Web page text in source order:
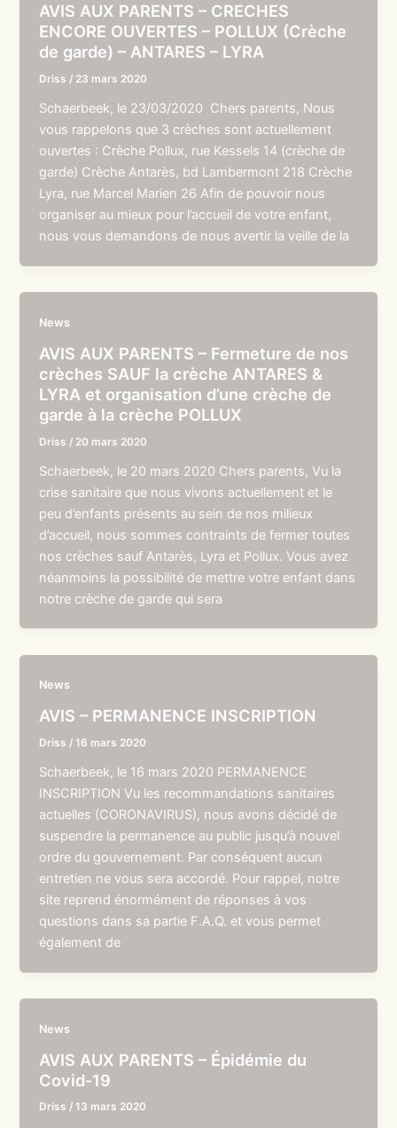
AVIS AUX PARENTS – CRECHES
ENCORE OUVERTES – POLLUX (Crèche
de garde) – ANTARES – LYRA
Driss / 23 mars 2020
Schaerbeek, le 23/03/2020 Chers parents, Nous
vous rappelons que 3 crèches sont actuellement
ouvertes : Crèche Pollux, rue Kessels 14 (crèche de
garde) Crèche Antarès, bd Lambermont 218 Crèche
Lyra, rue Marcel Marien 26 Afin de pouvoir nous
organiser au mieux pour l’accueil de votre enfant,
nous vous demandons de nous avertir la veille de la
News
AVIS AUX PARENTS – Fermeture de nos
crèches SAUF la crèche ANTARES &
LYRA et organisation d’une crèche de
garde à la crèche POLLUX
Driss / 20 mars 2020
Schaerbeek, le 20 mars 2020 Chers parents, Vu la
crise sanitaire que nous vivons actuellement et le
peu d’enfants présents au sein de nos milieux
d’accueil, nous sommes contraints de fermer toutes
nos crèches sauf Antarès, Lyra et Pollux. Vous avez
néanmoins la possibilité de mettre votre enfant dans
notre crèche de garde qui sera
News
AVIS – PERMANENCE INSCRIPTION
Driss /16 mars 2020
Schaerbeek, le 16 mars 2020 PERMANENCE
INSCRIPTION Vu les recommandations sanitaires
actuelles (CORONAVIRUS), nous avons décidé de
suspendre la permanence au public jusqu’à nouvel
ordre du gouvernement. Par conséquent aucun
entretien ne vous sera accordé. Pour rappel, notre
site reprend énormément de réponses à vos
questions dans sa partie F.A.Q. et vous permet
également de
News
AVIS AUX PARENTS – Épidémie du
Covid-19
Driss /13 mars 2020